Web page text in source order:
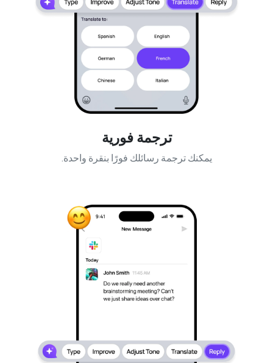
ترجمة فورية
يمكنك ترجمة رسائلك فورًا بنقرة واحدة.